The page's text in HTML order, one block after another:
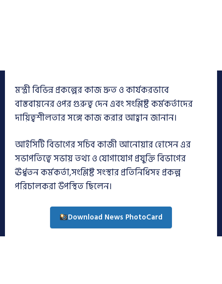
মন্ত্রী বিভিন্ন প্রকল্পের কাজ দ্রুত ও কার্যকরভাবে
বাস্তবায়নের ওপর গুরুত্ব দেন এবং সংশ্লিষ্ট কর্মকর্তাদের
দায়িত্বশীলতার সঙ্গে কাজ করার আহ্বান জানান।
আইসিটি বিভাগের সচিব কাজী আনোয়ার হোসেন এর
সভাপতিত্বে সভায় তথ্য ও যোগাযোগ প্রযুক্তি বিভাগের
ঊর্ধ্বতন কর্মকর্তা,সংশ্লিষ্ট সংস্থার প্রতিনিধিসহ প্রকল্প
পরিচালকরা উপস্থিত ছিলেন।
Download News PhotoCard